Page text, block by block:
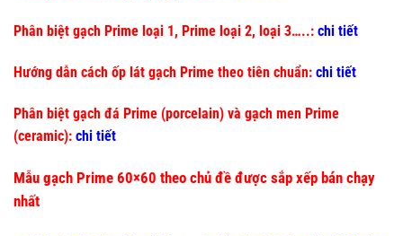
Phân biệt gạch Prime loại 1, Prime loại 2, loại 3…..: chi tiết
Hướng dẫn cách ốp lát gạch Prime theo tiên chuẩn: chi tiết
Phân biệt gạch đá Prime (porcelain) và gạch men Prime
(ceramic): chi tiết
Mẫu gạch Prime 60×60 theo chủ đề được sắp xếp bán chạy
nhất